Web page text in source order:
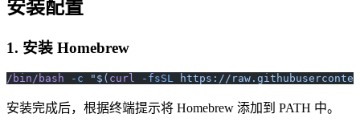
安装配置
1. 安装 Homebrew
/bin/bash -c "$( curl -fsSL https://
安装完成后，根据终端提示将 Homebrew 添加到 PATH 中。